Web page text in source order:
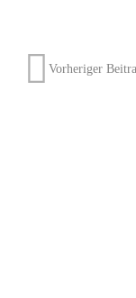
Vorheriger